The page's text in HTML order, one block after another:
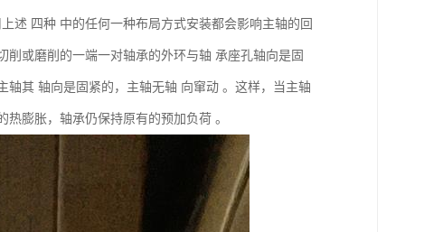
述 四种 中的任何一种布局方式安装都会影响主轴的回
或磨削的一端一对轴承的外环与轴 承座孔轴向是固
其 轴向是固紧的，主轴无轴 向窜动 。这样，当主轴
膨胀，轴承仍保持原有的预加负荷 。